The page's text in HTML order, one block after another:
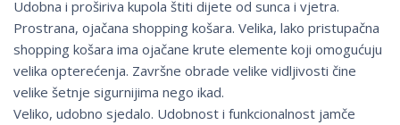
Udobna i proširiva kupola štiti dijete od sunca i vjetra.
Prostrana, ojačana shopping košara. Velika, lako pristupačna
shopping košara ima ojačane krute elemente koji omogućuju
velika opterećenja. Završne obrade velike vidljivosti čine
velike šetnje sigurnijima nego ikad.
Veliko, udobno sjedalo. Udobnost i funkcionalnost jamče